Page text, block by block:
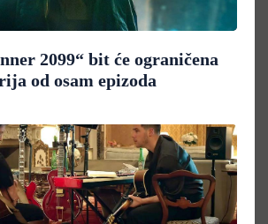
2099“ bit će ograničena
od osam epizoda